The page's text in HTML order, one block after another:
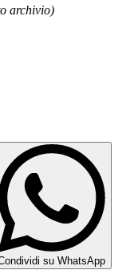
archivio)
su WhatsApp